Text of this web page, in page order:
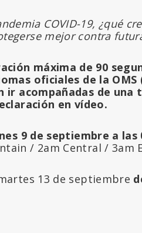
COVID-19, ¿qué
mejor contra
máxima de 90
oficiales de la OMS
ir acompañadas de una
en vídeo.
9 de septiembre a las
/ 2am Central / 3am
13 de septiembre